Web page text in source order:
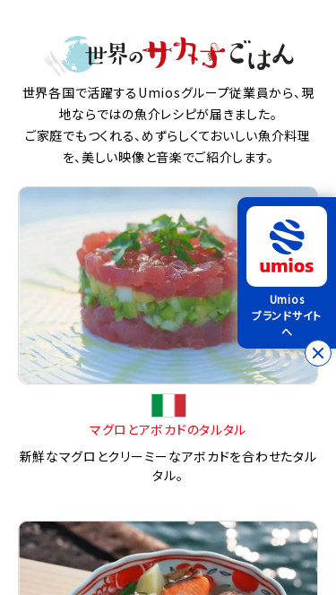
世界各国で活躍するUmiosグループ従業員から、現
地ならではの魚介レシピが届きました。
ご家庭でもつくれる、めずらしくておいしい魚介料理
を、美しい映像と音楽でご紹介します。
マグロとアボカドのタルタル
新鮮なマグロとクリーミーなアボカドを合わせたタル
タル。
Umios
ブランドサイト
へ